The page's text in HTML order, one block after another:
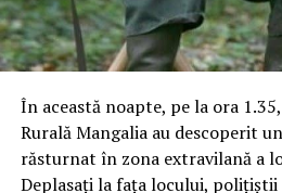
În această noapte, pe la ora
Rurală Mangalia au descoperit
răsturnat în zona extravilană a
Deplasați la fața locului,